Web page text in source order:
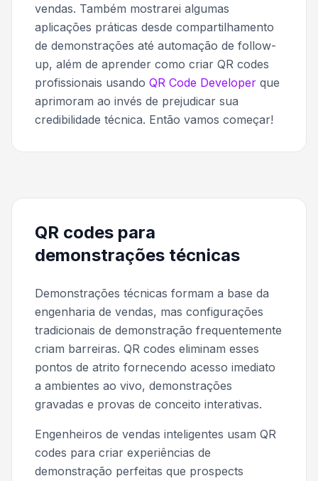
vendas. Também mostrarei algumas
aplicações práticas desde compartilhamento
de demonstrações até automação de follow-
up, além de aprender como criar QR codes
profissionais usando QR Code Developer que
aprimoram ao invés de prejudicar sua
credibilidade técnica. Então vamos começar!
QR codes para
demonstrações técnicas
Demonstrações técnicas formam a base da
engenharia de vendas, mas configurações
tradicionais de demonstração frequentemente
criam barreiras. QR codes eliminam esses
pontos de atrito fornecendo acesso imediato
a ambientes ao vivo, demonstrações
gravadas e provas de conceito interativas.
Engenheiros de vendas inteligentes usam QR
codes para criar experiências de
demonstração perfeitas que prospects